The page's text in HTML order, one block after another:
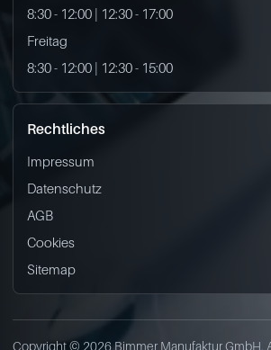
8:30 - 12:00 | 12:30 - 17:00
Freitag
8:30 - 12:00 | 12:30 - 15:00
Rechtliches
Impressum
Datenschutz
AGB
Cookies
Sitemap
Copyright © 2026 Bimmer Manufaktur GmbH.